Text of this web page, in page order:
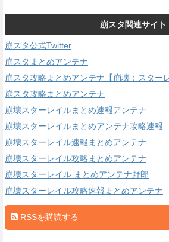
崩スタ関連サイト
崩スタ公式Twitter
崩スタまとめアンテナ
崩スタ攻略まとめアンテナ【崩壊：スター
崩スタ攻略まとめアンテナ
崩壊スターレイルまとめ速報アンテナ
崩壊スターレイルまとめアンテナ攻略速報
崩壊スターレイル速報まとめアンテナ
崩壊スターレイル攻略まとめアンテナ
崩壊スターレイル まとめアンテナ野郎
崩壊スターレイル攻略速報まとめアンテナ
RSSを購読する